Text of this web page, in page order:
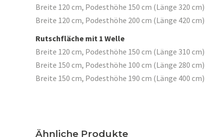
Breite 120 cm, Podesthöhe 150 cm (Länge 320 cm)
Breite 120 cm, Podesthöhe 200 cm (Länge 420 cm)
Rutschfläche mit 1 Welle
Breite 120 cm, Podesthöhe 150 cm (Länge 310 cm)
Breite 150 cm, Podesthöhe 100 cm (Länge 280 cm)
Breite 150 cm, Podesthöhe 190 cm (Länge 400 cm)
Ähnliche Produkte